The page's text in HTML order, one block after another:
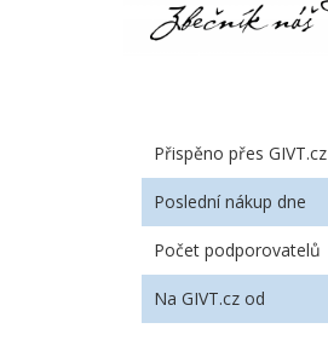
Přispěno přes GIVT.cz
Poslední nákup dne
Počet podporovatelů
Na GIVT.cz od